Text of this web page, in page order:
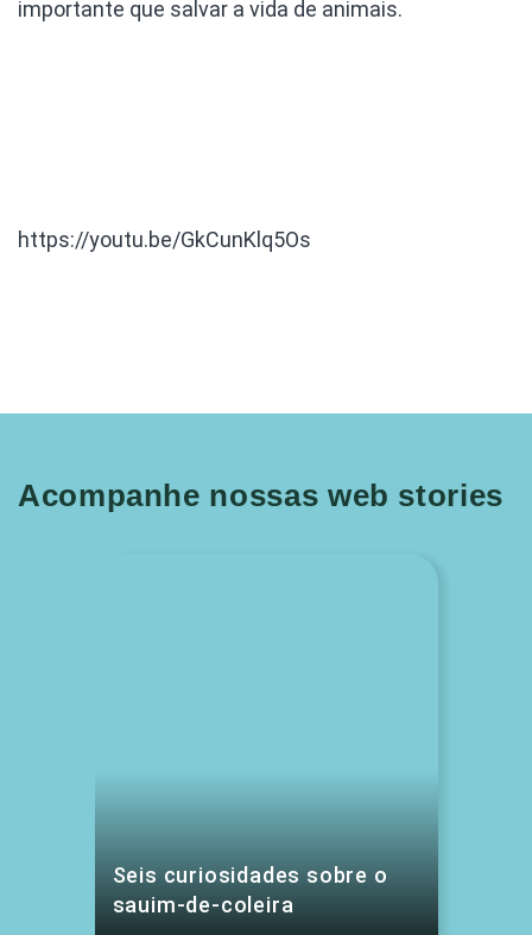
importante que salvar a vida de animais.
https://youtu.be/GkCunKlq5Os
Acompanhe nossas web stories
Seis curiosidades sobre o
sauim-de-coleira